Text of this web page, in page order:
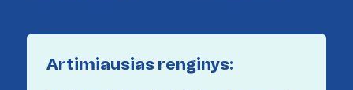
Artimiausias renginys: